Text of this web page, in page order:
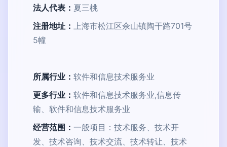
法人代表： 夏三桃
注册地址： 上海市松江区佘山镇陶干路701号
5幢
所属行业： 软件和信息技术服务业
更多行业： 软件和信息技术服务业,信息传
输、软件和信息技术服务业
经营范围： 一般项目：技术服务、技术开
发、技术咨询、技术交流、技术转让、技术